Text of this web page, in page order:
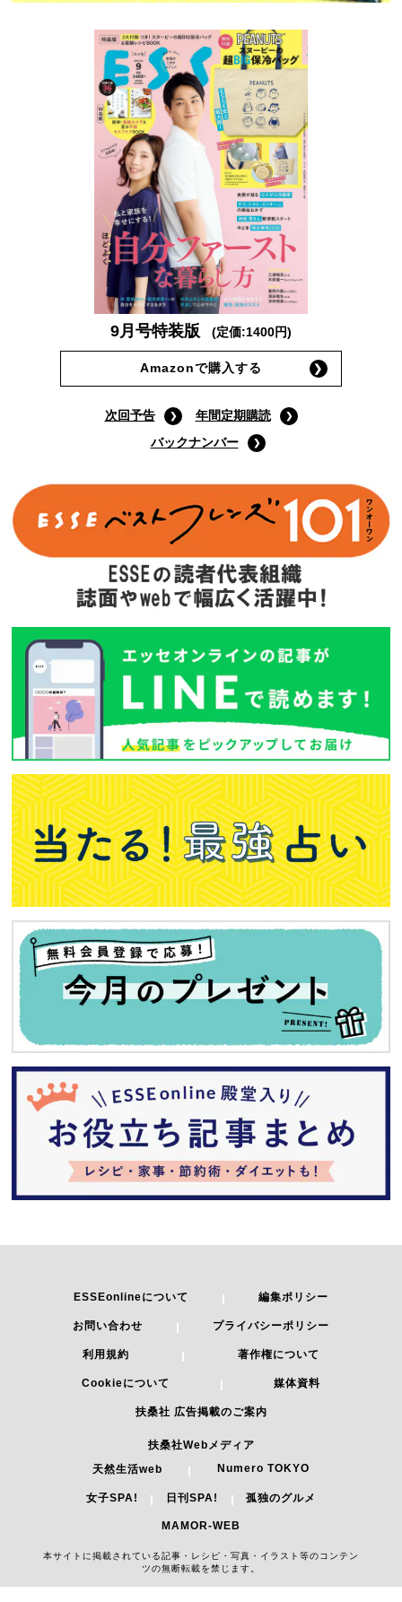
9月号特装版 (定価:1400円)
Amazonで購入する
次回予告
年間定期購読
バックナンバー
ESSEonlineについて 編集ポリシー
お問い合わせ プライバシーポリシー
利用規約 著作権について
Cookieについて 媒体資料
扶桑社 広告掲載のご案内
扶桑社Webメディア
天然生活web
Numero TOKYO
女子SPA! 日刊SPA! 孤独のグルメ
MAMOR-WEB
本サイトに掲載されている記事・レシピ・写真・イラスト等のコンテン
ツの無断転載を禁じます。